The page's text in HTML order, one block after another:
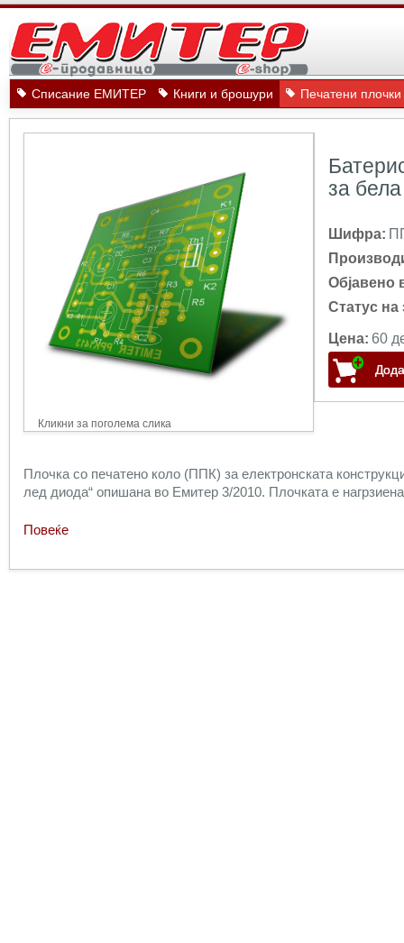
Списание ЕМИТЕР Книги и брошури Печатени
Кликни за поголема слика
за
Шифра:
Објавено
Статус на
Цена: 60
Плочка со печатено коло (ППК) за електронската
лед диода“ опишана во Емитер 3/2010. Плочката е
Повеќе